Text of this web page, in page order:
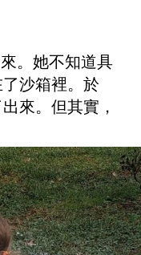
。她不知道具
沙箱裡。於
來。但其實，